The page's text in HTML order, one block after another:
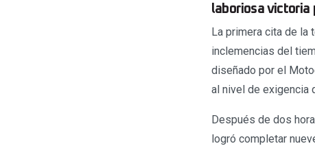
laboriosa victoria
La primera cita de la
inclemencias del
diseñado por el
al nivel de exigencia
Después de dos
logró completar